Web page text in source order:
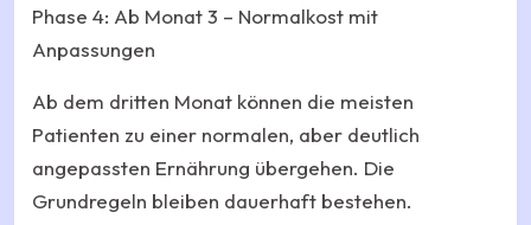
Phase 4: Ab Monat 3 – Normalkost mit
Anpassungen
Ab dem dritten Monat können die meisten
Patienten zu einer normalen, aber deutlich
angepassten Ernährung übergehen. Die
Grundregeln bleiben dauerhaft bestehen.